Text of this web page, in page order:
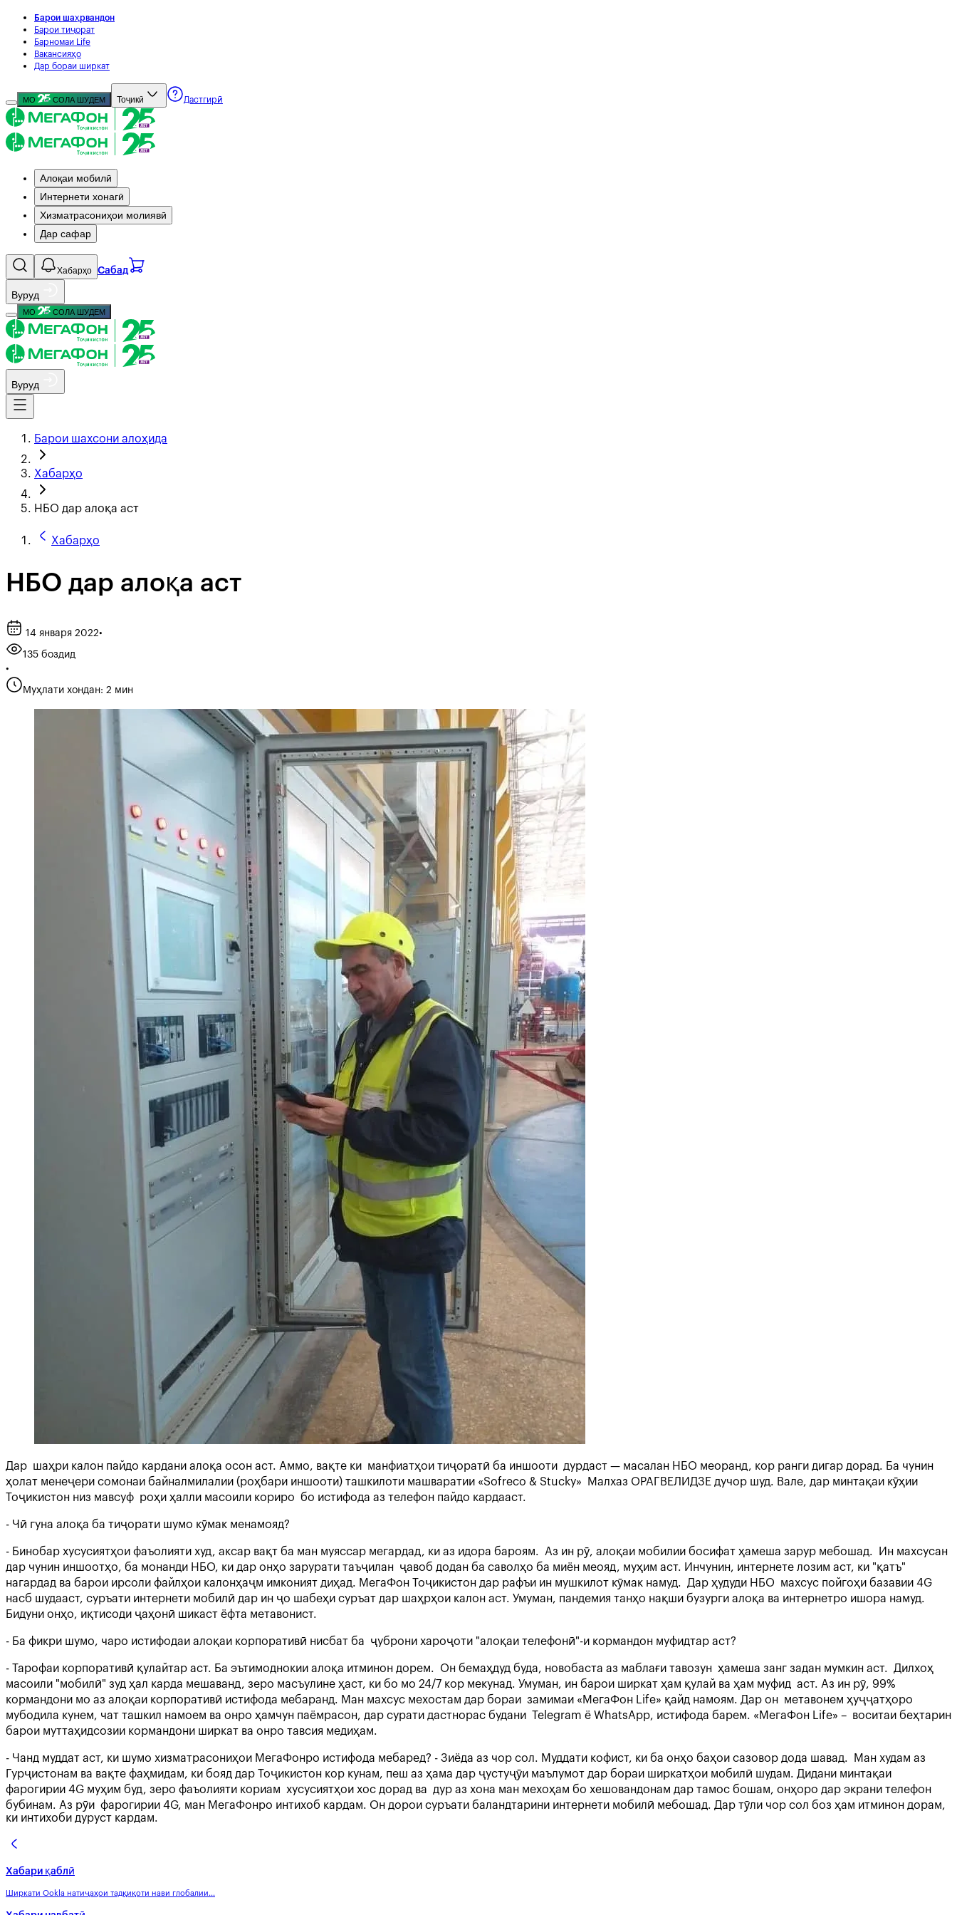
Барои шаҳрвандон
Барои тиҷорат
Барномаи Life
Вакансияҳо
Дар бораи ширкат
МО СОЛА ШУДЕМ Тоҷикӣ Дастгирӣ
Алоқаи мобилӣ
Интернети хонагӣ
Хизматрасониҳои молиявӣ
Дар сафар
Хабарҳо Сабад
Вуруд
МО СОЛА ШУДЕМ
Вуруд
Барои шахсони алоҳида
Хабарҳо
НБО дар алоқа аст
Хабарҳо
НБО дар алоқа аст
14 января 2022•
135 боздид
•
Муҳлати хондан: 2 мин
Дар шаҳри калон пайдо кардани алоқа осон аст. Аммо, вақте ки манфиатҳои тиҷоратӣ ба иншооти дурдаст — масалан НБО меоранд, кор ранги дигар дорад. Ба чунин
ҳолат менеҷери сомонаи байналмилалии (роҳбари иншооти) ташкилоти машваратии «Sofreco & Stucky» Малхаз ОРАГВЕЛИДЗЕ дучор шуд. Вале, дар минтақаи кӯҳии
Тоҷикистон низ мавсуф роҳи ҳалли масоили кориро бо истифода аз телефон пайдо кардааст.
- Чӣ гуна алоқа ба тиҷорати шумо кӯмак менамояд?
- Бинобар хусусиятҳои фаъолияти худ, аксар вақт ба ман муяссар мегардад, ки аз идора бароям. Аз ин рӯ, алоқаи мобилии босифат ҳамеша зарур мебошад. Ин махсусан
дар чунин иншоотҳо, ба монанди НБО, ки дар онҳо зарурати таъҷилан ҷавоб додан ба саволҳо ба миён меояд, муҳим аст. Инчунин, интернете лозим аст, ки "қатъ"
нагардад ва барои ирсоли файлҳои калонҳаҷм имконият диҳад. МегаФон Тоҷикистон дар рафъи ин мушкилот кӯмак намуд. Дар ҳудуди НБО махсус пойгоҳи базавии 4G
насб шудааст, суръати интернети мобилӣ дар ин ҷо шабеҳи суръат дар шаҳрҳои калон аст. Умуман, пандемия танҳо нақши бузурги алоқа ва интернетро ишора намуд.
Бидуни онҳо, иқтисоди ҷаҳонӣ шикаст ёфта метавонист.
- Ба фикри шумо, чаро истифодаи алоқаи корпоративӣ нисбат ба ҷуброни хароҷоти "алоқаи телефонӣ"-и кормандон муфидтар аст?
- Тарофаи корпоративӣ қулайтар аст. Ба эътимоднокии алоқа итминон дорем. Он бемаҳдуд буда, новобаста аз маблағи тавозун ҳамеша занг задан мумкин аст. Дилхоҳ
масоили "мобилӣ" зуд ҳал карда мешаванд, зеро масъулине ҳаст, ки бо мо 24/7 кор мекунад. Умуман, ин барои ширкат ҳам қулай ва ҳам муфид аст. Аз ин рӯ, 99%
кормандони мо аз алоқаи корпоративӣ истифода мебаранд. Ман махсус мехостам дар бораи замимаи «МегаФон Life» қайд намоям. Дар он метавонем ҳуҷҷатҳоро
мубодила кунем, чат ташкил намоем ва онро ҳамчун паёмрасон, дар сурати дастнорас будани Telegram ё WhatsApp, истифода барем. «МегаФон Life» – воситаи беҳтарин
барои муттаҳидсозии кормандони ширкат ва онро тавсия медиҳам.
- Чанд муддат аст, ки шумо хизматрасониҳои МегаФонро истифода мебаред? - Зиёда аз чор сол. Муддати кофист, ки ба онҳо баҳои сазовор дода шавад. Ман худам аз
Гурҷистонам ва вақте фаҳмидам, ки бояд дар Тоҷикистон кор кунам, пеш аз ҳама дар ҷустуҷӯи маълумот дар бораи ширкатҳои мобилӣ шудам. Дидани минтақаи
фарогирии 4G муҳим буд, зеро фаъолияти кориам хусусиятҳои хос дорад ва дур аз хона ман мехоҳам бо хешовандонам дар тамос бошам, онҳоро дар экрани телефон
бубинам. Аз рӯи фарогирии 4G, ман МегаФонро интихоб кардам. Он дорои суръати баландтарини интернети мобилӣ мебошад. Дар тӯли чор сол боз ҳам итминон дорам,
ки интихоби дуруст кардам.
Хабари қаблӣ
Ширкати Ookla натиҷаҳои тадқиқоти нави глобалии...